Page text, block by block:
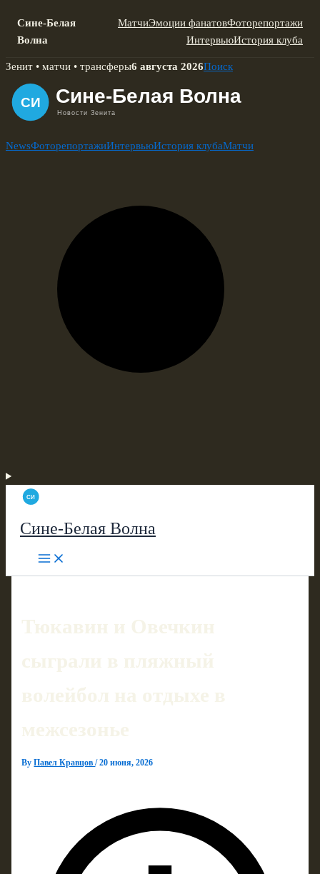
Сине-Белая
Волна
МатчиЭмоции фанатовФоторепортажи
ИнтервьюИстория клуба
Skip
content
Зенит • матчи • трансферы6 августа 2026Поиск
NewsФоторепортажиИнтервьюИстория клубаМатчи
Сине-Белая Волна
Тюкавин и Овечкин
сыграли в пляжный
волейбол на отдыхе в
межсезонье
ByПавел Кравцов/20 июня, 2026